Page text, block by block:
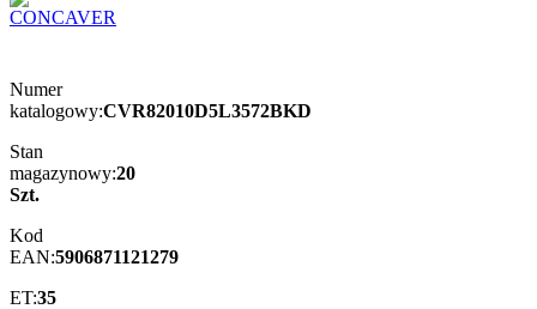
Numer
katalogowy:CVR82010D5L3572BKD
Stan
magazynowy:20
Szt.
Kod
EAN:5906871121279
ET:35